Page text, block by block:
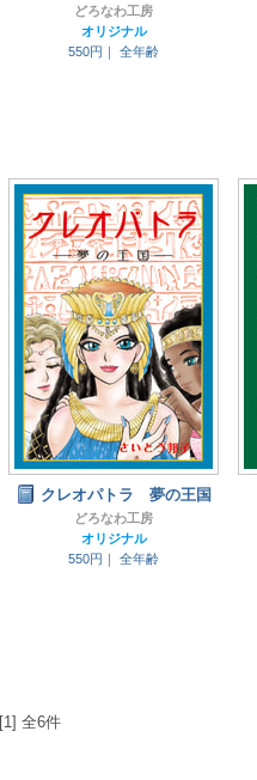
どろなわ工房
オリジナル
550円｜
全年齢
クレオパトラ 夢の王国
どろなわ工房
オリジナル
550円｜
全年齢
[1] 全6件